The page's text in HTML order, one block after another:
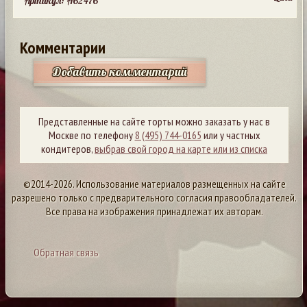
Комментарии
Добавить комментарий
Представленные на сайте торты можно заказать у нас в
Москве по телефону8 (495) 744-0165 или у частных
кондитеров,выбрав свой город на карте или из списка
©2014-2026. Использование материалов размещенных на сайте
разрешено только с предварительного согласия правообладателей.
Все права на изображения принадлежат их авторам.
Обратная связь